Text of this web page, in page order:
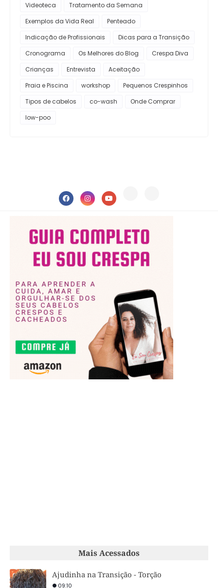
Videoteca
Tratamento da Semana
Exemplos da Vida Real
Penteado
Indicação de Profissionais
Dicas para a Transição
Cronograma
Os Melhores do Blog
Crespa Diva
Crianças
Entrevista
Aceitação
Praia e Piscina
workshop
Pequenos Crespinhos
Tipos de cabelos
co-wash
Onde Comprar
low-poo
Mais Acessados
Ajudinha na Transição - Torção
09:10